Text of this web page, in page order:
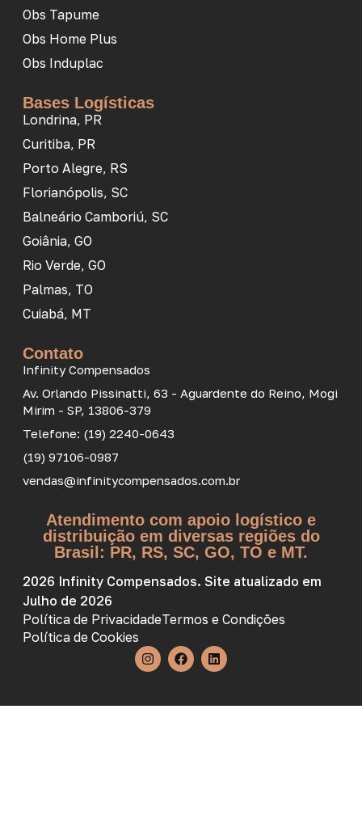
Obs Tapume
Obs Home Plus
Obs Induplac
Bases Logísticas
Londrina, PR
Curitiba, PR
Porto Alegre, RS
Florianópolis, SC
Balneário Camboriú, SC
Goiânia, GO
Rio Verde, GO
Palmas, TO
Cuiabá, MT
Contato
Infinity Compensados
Av. Orlando Pissinatti, 63 - Aguardente do Reino, Mogi
Mirim - SP, 13806-379
Telefone: (19) 2240-0643
(19) 97106-0987
vendas@infinitycompensados.com.br
Atendimento com apoio logístico e
distribuição em diversas regiões do
Brasil: PR, RS, SC, GO, TO e MT.
2026 Infinity Compensados. Site atualizado em
Julho de 2026
Política de PrivacidadeTermos e Condições
Política de Cookies